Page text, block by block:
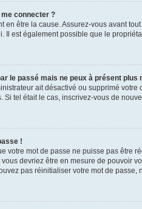
connecter ?
en être la cause. Assurez-vous avant
Il est également possible que le
le passé mais ne peux à présent plus
ait désactivé ou supprimé
Si tel était le cas, inscrivez-vous de
!
votre mot de passe ne puisse pas être
devriez être en mesure de pouvoir
pas réinitialiser votre mot de passe,